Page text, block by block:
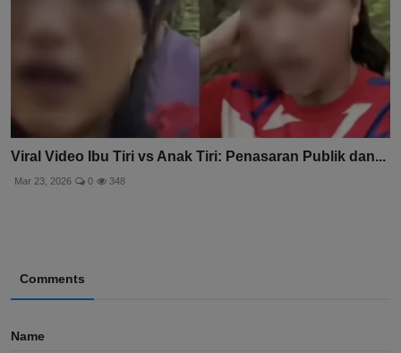
Viral Video Ibu Tiri vs Anak Tiri: Penasaran Publik dan...
Mar 23, 2026 0 348
Comments
Name